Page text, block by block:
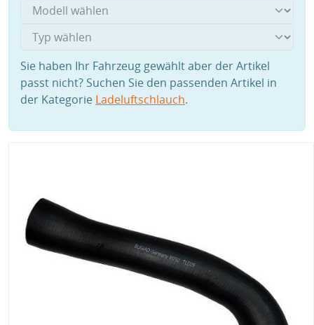
Sie haben Ihr Fahrzeug gewählt aber der Artikel
passt nicht? Suchen Sie den passenden Artikel in
der Kategorie Ladeluftschlauch.